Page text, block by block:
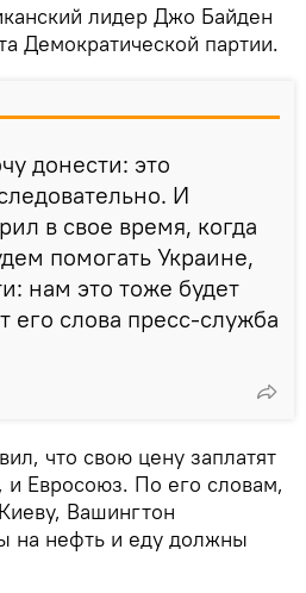
лидер Джо Байден
Демократической партии.
донести: это
И
в свое время, когда
помогать Украине,
нам это тоже будет
его слова пресс-служба
что свою цену заплатят
Евросоюз. По его словам,
Вашингтон
на нефть и еду должны